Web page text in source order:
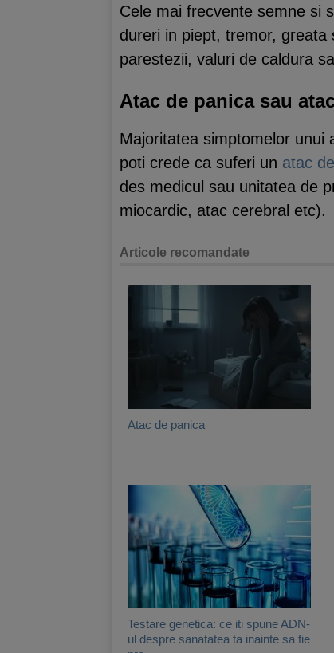
Cele mai frecvente semne si
dureri in piept, tremor,
parestezii, valuri de caldura
Atac de panica sau
Majoritatea simptomelor unui
poti crede ca suferi un atac
des medicul sau unitatea de
miocardic, atac cerebral etc).
Articole recomandate
Atac de panica
Testare genetica: ce iti spune ADN-
ul despre sanatatea ta inainte sa fie